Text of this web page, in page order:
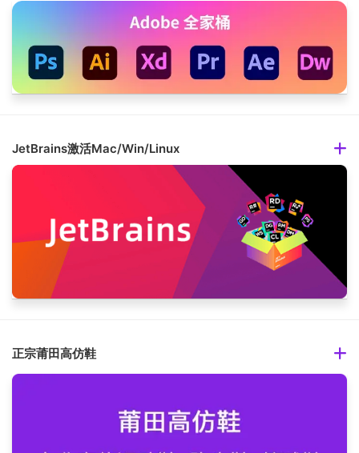
JetBrains激活Mac/Win/Linux
正宗莆田高仿鞋